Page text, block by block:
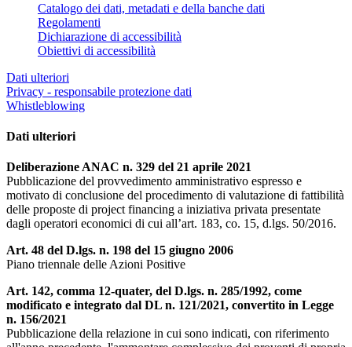
Catalogo dei dati, metadati e della banche dati
Regolamenti
Dichiarazione di accessibilità
Obiettivi di accessibilità
Dati ulteriori
Privacy - responsabile protezione dati
Whistleblowing
Dati ulteriori
Deliberazione ANAC n. 329 del 21 aprile 2021
Pubblicazione del provvedimento amministrativo espresso e
motivato di conclusione del procedimento di valutazione di fattibilità
delle proposte di project financing a iniziativa privata presentate
dagli operatori economici di cui all’art. 183, co. 15, d.lgs. 50/2016.
Art. 48 del D.lgs. n. 198 del 15 giugno 2006
Piano triennale delle Azioni Positive
Art. 142, comma 12-quater, del D.lgs. n. 285/1992, come
modificato e integrato dal DL n. 121/2021, convertito in Legge
n. 156/2021
Pubblicazione della relazione in cui sono indicati, con riferimento